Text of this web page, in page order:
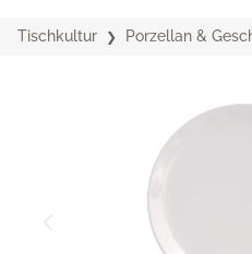
Tischkultur Porzellan &